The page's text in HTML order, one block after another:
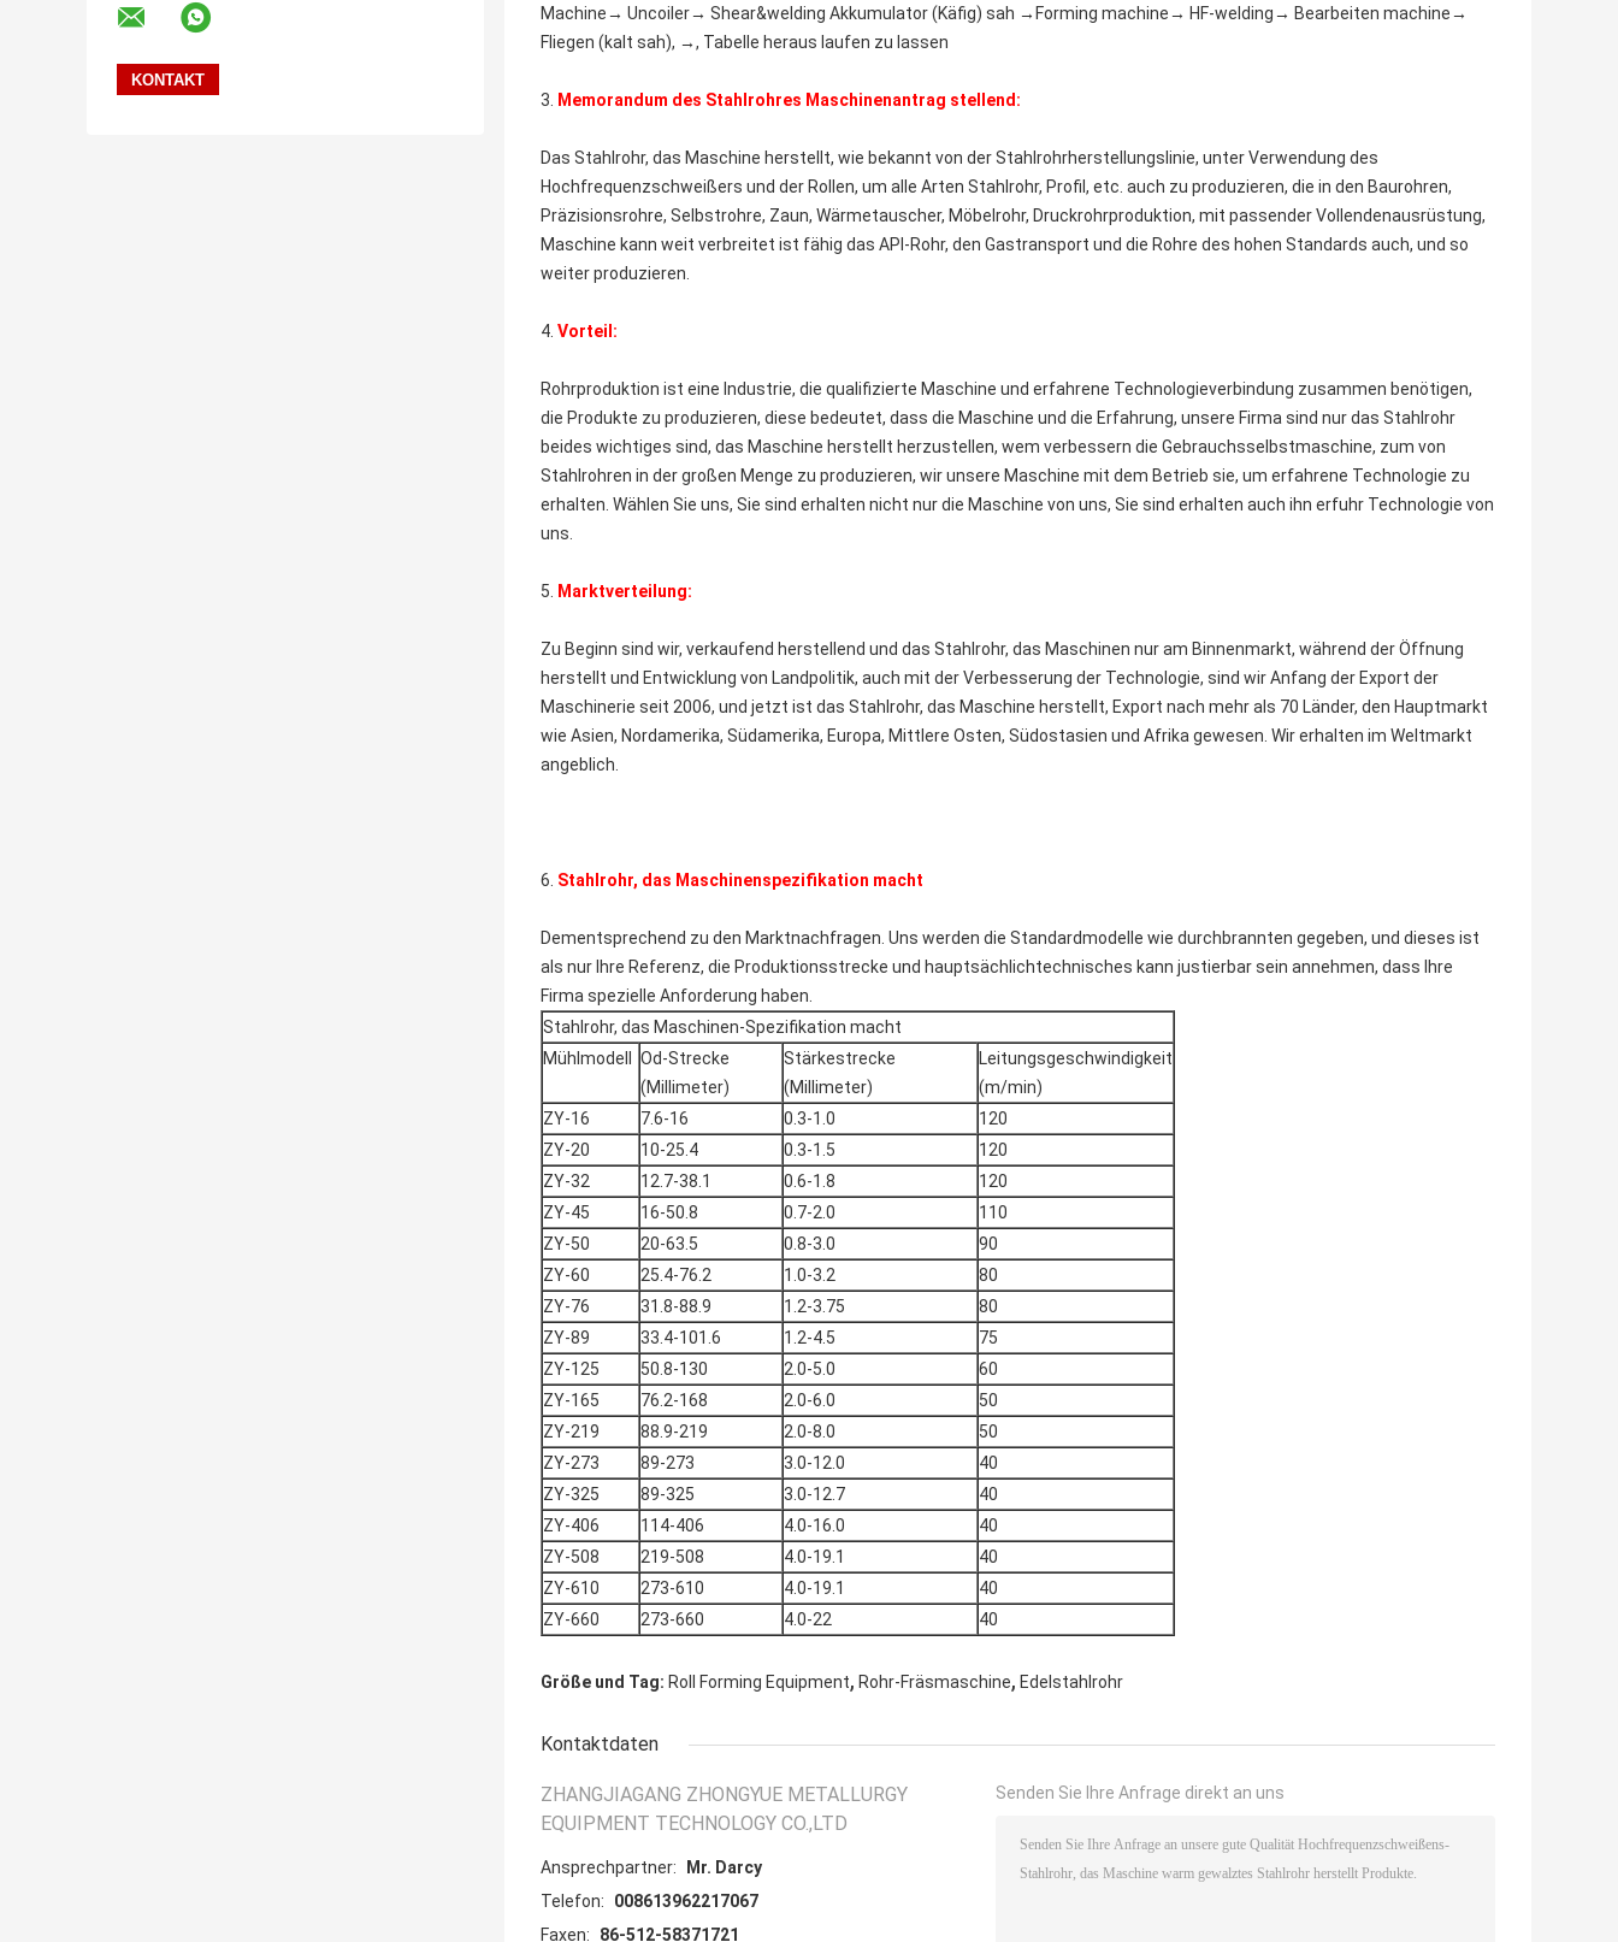
Machine→ Uncoiler→ Shear&welding Akkumulator (Käfig) sah →Forming machine→ HF-welding→ Bearbeiten machine→
Fliegen (kalt sah), →, Tabelle heraus laufen zu lassen
3. Memorandum des Stahlrohres Maschinenantrag stellend:
Das Stahlrohr, das Maschine herstellt, wie bekannt von der Stahlrohrherstellungslinie, unter Verwendung des
Hochfrequenzschweißers und der Rollen, um alle Arten Stahlrohr, Profil, etc. auch zu produzieren, die in den Baurohren,
Präzisionsrohre, Selbstrohre, Zaun, Wärmetauscher, Möbelrohr, Druckrohrproduktion, mit passender Vollendenausrüstung,
Maschine kann weit verbreitet ist fähig das API-Rohr, den Gastransport und die Rohre des hohen Standards auch, und so
weiter produzieren.
4. Vorteil:
Rohrproduktion ist eine Industrie, die qualifizierte Maschine und erfahrene Technologieverbindung zusammen benötigen,
die Produkte zu produzieren, diese bedeutet, dass die Maschine und die Erfahrung, unsere Firma sind nur das Stahlrohr
beides wichtiges sind, das Maschine herstellt herzustellen, wem verbessern die Gebrauchsselbstmaschine, zum von
Stahlrohren in der großen Menge zu produzieren, wir unsere Maschine mit dem Betrieb sie, um erfahrene Technologie zu
erhalten. Wählen Sie uns, Sie sind erhalten nicht nur die Maschine von uns, Sie sind erhalten auch ihn erfuhr Technologie von
uns.
5. Marktverteilung:
Zu Beginn sind wir, verkaufend herstellend und das Stahlrohr, das Maschinen nur am Binnenmarkt, während der Öffnung
herstellt und Entwicklung von Landpolitik, auch mit der Verbesserung der Technologie, sind wir Anfang der Export der
Maschinerie seit 2006, und jetzt ist das Stahlrohr, das Maschine herstellt, Export nach mehr als 70 Länder, den Hauptmarkt
wie Asien, Nordamerika, Südamerika, Europa, Mittlere Osten, Südostasien und Afrika gewesen. Wir erhalten im Weltmarkt
angeblich.
6. Stahlrohr, das Maschinenspezifikation macht
Dementsprechend zu den Marktnachfragen. Uns werden die Standardmodelle wie durchbrannten gegeben, und dieses ist
als nur Ihre Referenz, die Produktionsstrecke und hauptsächlichtechnisches kann justierbar sein annehmen, dass Ihre
Firma spezielle Anforderung haben.
Stahlrohr, das Maschinen-Spezifikation macht
Mühlmodell
Od-Strecke
(Millimeter)
Stärkestrecke
(Millimeter)
Leitungsgeschwindigkeit
(m/min)
ZY-16
7.6-16 0.3-1.0
120
ZY-20
10-25.4 0.3-1.5
120
ZY-32
12.7-38.1 0.6-1.8
120
ZY-45
16-50.8 0.7-2.0
110
ZY-50
20-63.5 0.8-3.0
90
ZY-60
25.4-76.2 1.0-3.2
80
ZY-76
31.8-88.9 1.2-3.75
80
ZY-89
33.4-101.6 1.2-4.5
75
ZY-125
50.8-130 2.0-5.0
60
ZY-165
76.2-168 2.0-6.0
50
ZY-219
88.9-219 2.0-8.0
50
ZY-273
89-273 3.0-12.0
40
ZY-325
89-325 3.0-12.7
40
ZY-406
114-406 4.0-16.0
40
ZY-508
219-508 4.0-19.1
40
ZY-610
273-610 4.0-19.1
40
ZY-660
273-660 4.0-22 40
Größe und Tag: Roll Forming Equipment, Rohr-Fräsmaschine, Edelstahlrohr
Kontaktdaten
ZHANGJIAGANG ZHONGYUE METALLURGY
EQUIPMENT TECHNOLOGY CO.,LTD
Ansprechpartner:
Mr. Darcy
Telefon:
008613962217067
Faxen:
86-512-58371721
Senden Sie Ihre Anfrage direkt an uns